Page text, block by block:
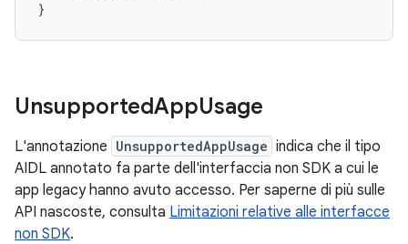
UnsupportedAppUsage
L'annotazione UnsupportedAppUsage indica che il tipo
AIDL annotato fa parte dell'interfaccia non SDK a cui le
app legacy hanno avuto accesso. Per saperne di più sulle
API nascoste, consulta Limitazioni relative alle interfacce
non SDK.